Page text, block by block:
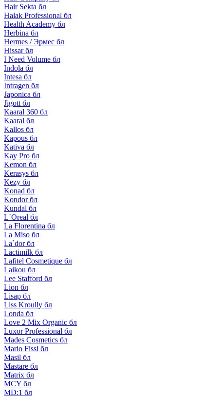
Hair Sekta бл
Halak Professional бл
Health Academy бл
Herbina бл
Hermes / Эрмес бл
Hissar бл
I Need Volume бл
Indola бл
Intesa бл
Intragen бл
Japonica бл
Jigott бл
Kaaral 360 бл
Kaaral бл
Kallos бл
Kapous бл
Kativa бл
Kay Pro бл
Kemon бл
Kerasys бл
Kezy бл
Konad бл
Kondor бл
Kundal бл
L`Oreal бл
La Florentina бл
La Miso бл
La`dor бл
Lactimilk бл
Lafitel Cosmetique бл
Laikou бл
Lee Stafford бл
Lion бл
Lisap бл
Liss Kroully бл
Londa бл
Love 2 Mix Organic бл
Luxor Professional бл
Mades Cosmetics бл
Mario Fissi бл
Masil бл
Mastare бл
Matrix бл
MCY бл
MD:1 бл